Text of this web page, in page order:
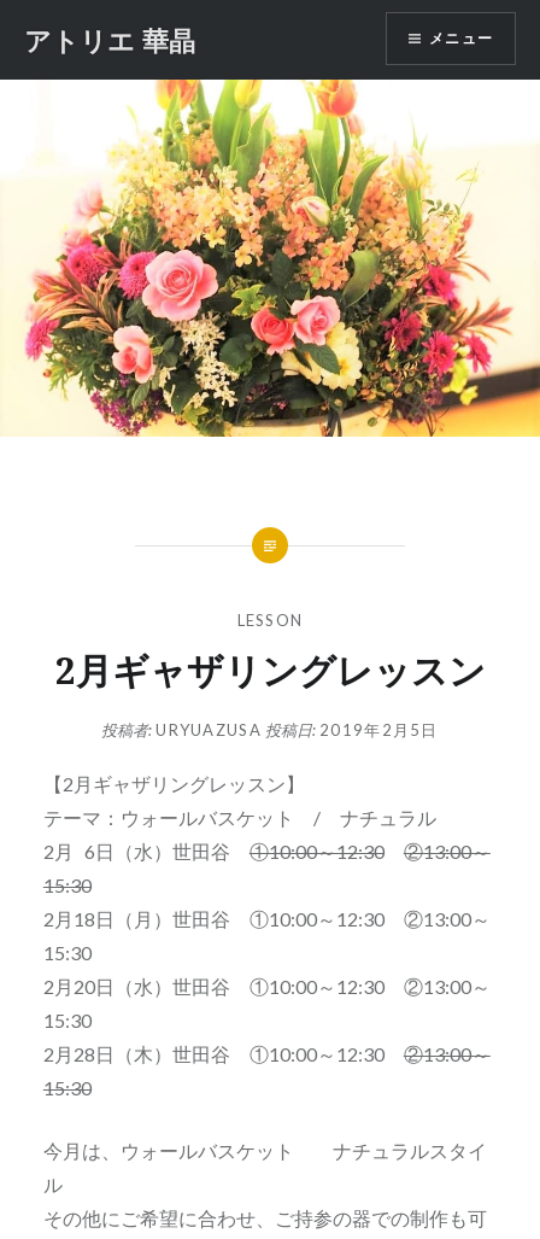
テ
アトリエ 華晶 メニュー
LESSON
2月ギャザリングレッスン
投稿者:URYUAZUSA 投稿日: 2019年2月5日
【2月ギャザリングレッスン】
テーマ：ウォールバスケット / ナチュラル
2月 6日（水）世田谷①10:00～12:30
②13:00～
15:30
2月18日（月）世田谷 ①10:00～12:30 ②13:00～
15:30
2月20日（水）世田谷 ①10:00～12:30 ②13:00～
15:30
2月28日（木）世田谷 ①10:00～12:30②13:00～
15:30
今月は、ウォールバスケット ナチュラルスタイ
ル
その他にご希望に合わせ、ご持参の器での制作も可